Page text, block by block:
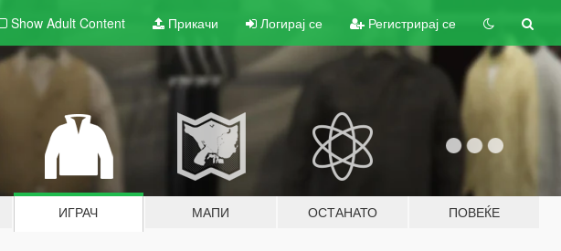
Show Adult Content Прикачи Логирај се Регистрирај се
ИГРАЧ МАПИ ОСТАНАТО ПОВЕЌЕ